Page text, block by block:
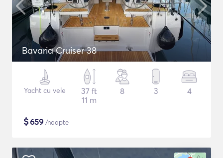
Bavaria Cruiser 38
Yacht cu vele
37 ft
11 m
8 3 4
$659 /noapte